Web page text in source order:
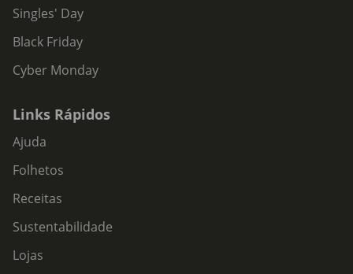
Singles' Day
Black Friday
Cyber Monday
Links Rápidos
Ajuda
Folhetos
Receitas
Sustentabilidade
Lojas